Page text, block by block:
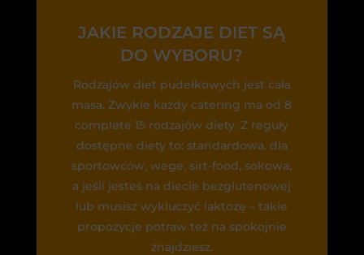
JAKIE RODZAJE DIET SĄ
DO WYBORU?
Rodzajów diet pudełkowych jest cała
masa. Zwykle każdy catering ma od 8
complete 15 rodzajów diety. Z reguły
dostępne diety to: standardowa, dla
sportowców, wege, sirt-food, sokowa,
a jeśli jesteś na diecie bezglutenowej
lub musisz wykluczyć laktozę – takie
propozycje potraw też na spokojnie
znajdziesz.